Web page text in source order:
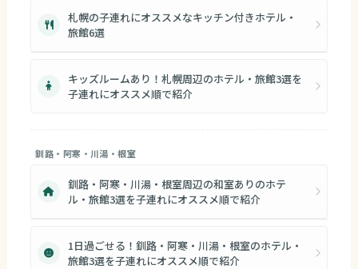
札幌の子連れにオススメなキッチン付きホテル・
旅館6選
キッズルームあり！札幌周辺のホテル・旅館3選を
子連れにオススメ順で紹介
釧路・阿寒・川湯・根室
釧路・阿寒・川湯・根室周辺の和室ありのホテ
ル・旅館3選を子連れにオススメ順で紹介
1日過ごせる！釧路・阿寒・川湯・根室のホテル・
旅館3選を子連れにオススメ順で紹介